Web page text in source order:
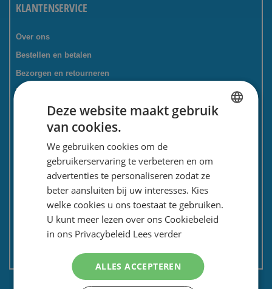
KLANTENSERVICE
Over ons
Bestellen en betalen
Bezorgen en retourneren
Tevredenheidsgarantie
Kadoservice
Bedrijven / zakelijk
Meest gestelde vragen
Contactformulier
Nieuwsbrief
Privacy en security
Algemene voorwaarden
Non EU: Belasting / douane
Deze website maakt gebruik
van cookies.
We gebruiken cookies om de
gebruikerservaring te verbeteren en om
advertenties te personaliseren zodat ze
beter aansluiten bij uw interesses. Kies
welke cookies u ons toestaat te gebruiken.
U kunt meer lezen over ons Cookiebeleid
in ons Privacybeleid Lees verder
ALLES ACCEPTEREN